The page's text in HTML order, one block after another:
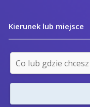
Kierunek lub miejsce